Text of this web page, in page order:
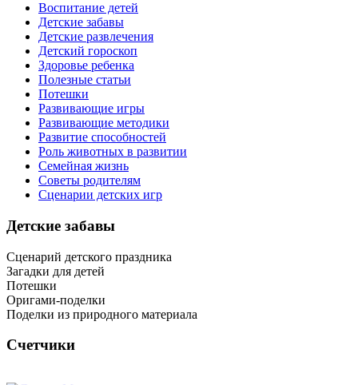
Воспитание детей
Детские забавы
Детские развлечения
Детский гороскоп
Здоровье ребенка
Полезные статьи
Потешки
Развивающие игры
Развивающие методики
Развитие способностей
Роль животных в развитии
Семейная жизнь
Советы родителям
Сценарии детских игр
Детские забавы
Сценарий детского праздника
Загадки для детей
Потешки
Оригами-поделки
Поделки из природного материала
Счетчики